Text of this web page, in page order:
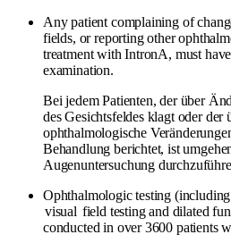
Any patient complaining of
fields, or reporting other
treatment with IntronA, must
examination.
Bei jedem Patienten, der über
des Gesichtsfeldes klagt oder der
ophthalmologische
Behandlung berichtet, ist
Augenuntersuchung
Ophthalmologic testing (including
visual field testing and dilated
conducted in over 3600 patients